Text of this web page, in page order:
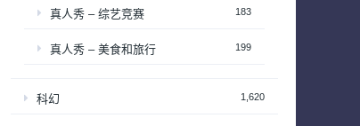
真人秀 – 综艺竞赛 183
真人秀 – 美食和旅行 199
科幻 1,620